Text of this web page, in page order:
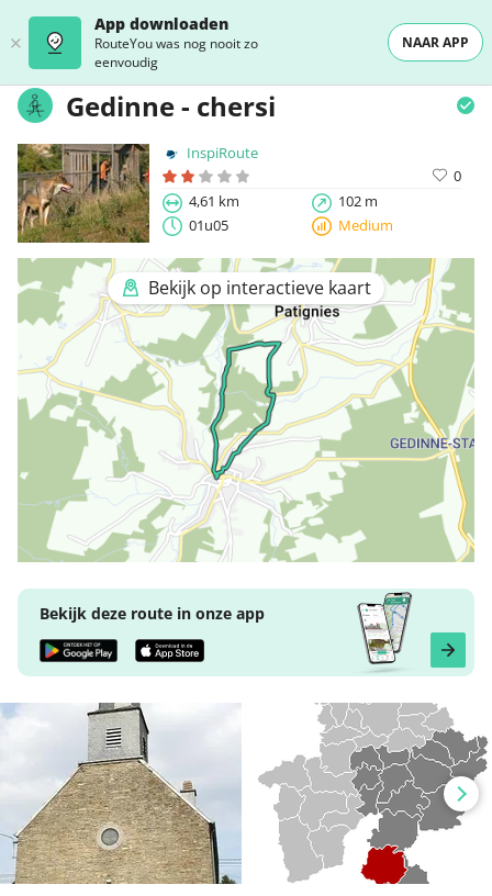
App downloaden
RouteYou was nog nooit zo
eenvoudig
NAAR APP
Gedinne - chersi
InspiRoute
0
4,61 km
102 m
01u05
Medium
Bekijk op interactieve kaart
Bekijk deze route in onze app